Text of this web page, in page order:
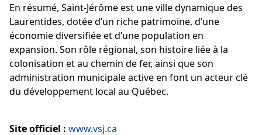
En résumé, Saint-Jérôme est une ville dynamique des
Laurentides, dotée d’un riche patrimoine, d’une
économie diversifiée et d’une population en
expansion. Son rôle régional, son histoire liée à la
colonisation et au chemin de fer, ainsi que son
administration municipale active en font un acteur clé
du développement local au Québec.
Site officiel : www.vsj.ca